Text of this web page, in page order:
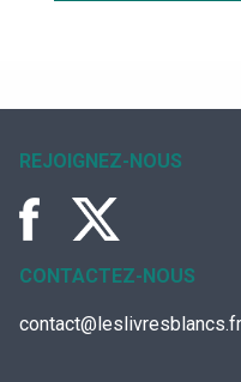
REJOIGNEZ-NOUS
CONTACTEZ-NOUS
contact@leslivresblancs.fr